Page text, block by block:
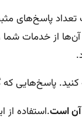
به عنوان پاسخ‌های مثبت در
آن است.استفاده